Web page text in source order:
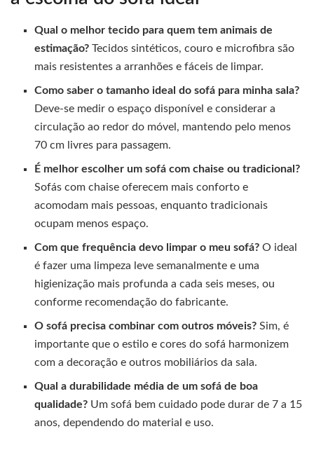
Qual o melhor tecido para quem tem animais de
estimação? Tecidos sintéticos, couro e microfibra são
mais resistentes a arranhões e fáceis de limpar.
Como saber o tamanho ideal do sofá para minha sala?
Deve-se medir o espaço disponível e considerar a
circulação ao redor do móvel, mantendo pelo menos
70 cm livres para passagem.
É melhor escolher um sofá com chaise ou tradicional?
Sofás com chaise oferecem mais conforto e
acomodam mais pessoas, enquanto tradicionais
ocupam menos espaço.
Com que frequência devo limpar o meu sofá? O ideal
é fazer uma limpeza leve semanalmente e uma
higienização mais profunda a cada seis meses, ou
conforme recomendação do fabricante.
O sofá precisa combinar com outros móveis? Sim, é
importante que o estilo e cores do sofá harmonizem
com a decoração e outros mobiliários da sala.
Qual a durabilidade média de um sofá de boa
qualidade? Um sofá bem cuidado pode durar de 7 a 15
anos, dependendo do material e uso.